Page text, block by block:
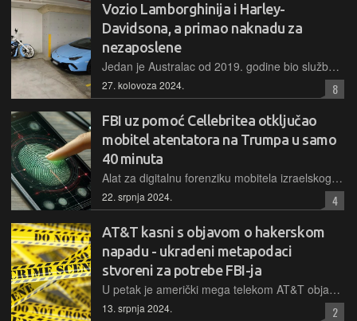
Vozio Lamborghinija i Harley-
Davidsona, a primao naknadu za
nezaposlene
Jedan je Australac od 2019. godine bio službeno nezaposlen, no pažnju policije je privukao svojim luksuznim automobilom i motociklom. Oboje mu je zaplijenjeno, a istraga će pokazati odakle mu sve to
27. kolovoza 2024. 8
FBI uz pomoć Cellebritea otključao
mobitel atentatora na Trumpa u samo
40 minuta
Alat za digitalnu forenziku mobitela izraelskog Cellebritea poslužio je FBI-ju u pribavljanju dokaza iz mobitela napadača, koji je prije desetak dana pucao na bivšeg američkog predsjednika
22. srpnja 2024. 4
AT&T kasni s objavom o hakerskom
napadu - ukradeni metapodaci
stvoreni za potrebe FBI-ja
U petak je američki mega telekom AT&T objavio da je bio žrtva opsežnog hakerskog napada u kojem su preuzeti podaci o pozivima i porukama čak 109 milijuna korisnika. Misterija se stvara oko baze u koju je provaljeno
13. srpnja 2024. 2